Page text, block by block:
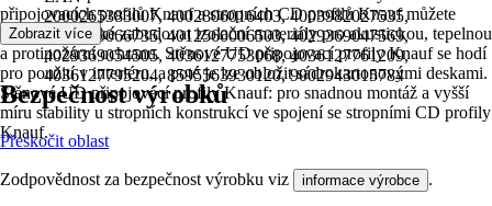
2000265383007, 4002806016403, 4003982027535,
4006379066735, 4012560006503, 4029369047569,
4029369054505, 4036127753068, 4036127761209,
4036127795204, 8595563930120, 9002943015784
připojovacích profilů Knauf a stropních CD profilů Knauf můžete
samozřejmě také zabudovat izolační materiály pro akustickou, tepelnou
a protipožární ochranu. Stěnové UD připojovací profily Knauf se hodí
pro použití v interiéru, a poté je lze obložit sádrokartonovými deskami.
Stěnové UD připojovací profily Knauf: pro snadnou montáž a vyšší
míru stability u stropních konstrukcí ve spojení se stropními CD profily
Knauf.
Zobrazit více
Bezpečnost výrobků
Přeskočit oblast
Zodpovědnost za bezpečnost výrobku viz informace výrobce .